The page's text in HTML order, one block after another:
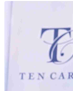
長澤まさみ、
27. 匿名 2014/11/07(金) 21:31:39